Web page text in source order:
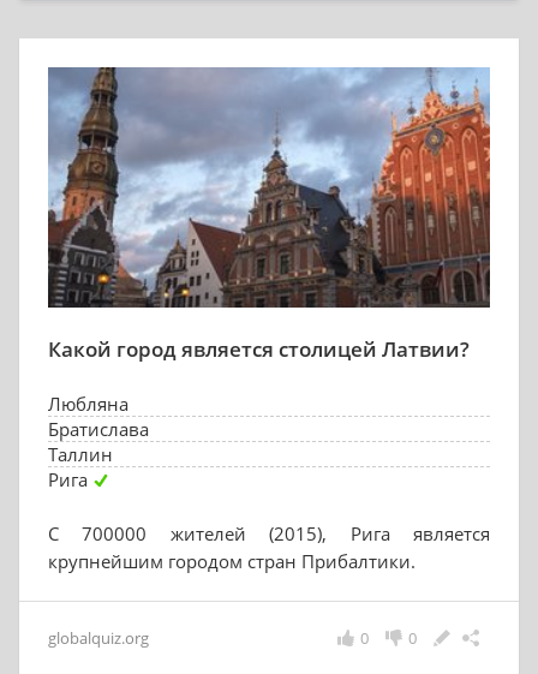
Какой город является столицей Латвии?
Любляна
Братислава
Таллин
Рига
С 700000 жителей (2015), Рига является
крупнейшим городом стран Прибалтики.
globalquiz.org 0
0